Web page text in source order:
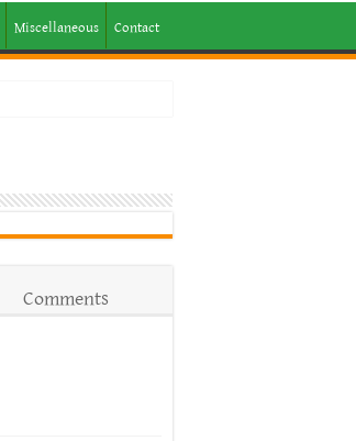
Miscellaneous Contact
Comments